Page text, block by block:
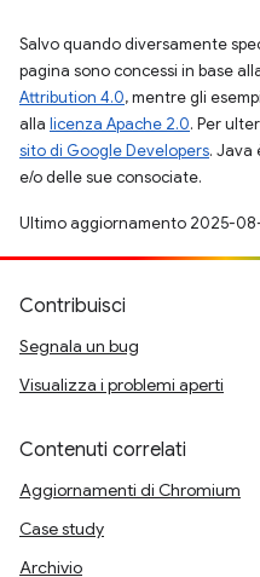
Salvo quando diversamente
pagina sono concessi in base
Attribution 4.0, mentre gli
alla licenza Apache 2.0. Per
sito di Google Developers. Java
e/o delle sue consociate.
Ultimo aggiornamento 2025-
Contribuisci
Segnala un bug
Visualizza i problemi aperti
Contenuti correlati
Aggiornamenti di Chromium
Case study
Archivio